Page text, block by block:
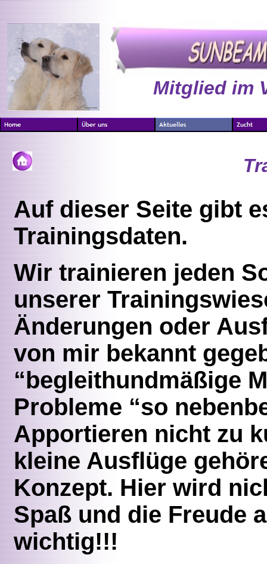
Mitglied im
Auf dieser Seite gibt
Trainingsdaten.
Wir trainieren jeden
unserer
Änderungen oder
von mir bekannt
“begleithundmäßige
Probleme “so
Apportieren nicht zu
kleine Ausflüge
Konzept. Hier wird
Spaß und die Freude
wichtig!!!